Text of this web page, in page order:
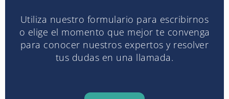
Utiliza nuestro formulario para escribirnos
o elige el momento que mejor te convenga
para conocer nuestros expertos y resolver
tus dudas en una llamada.